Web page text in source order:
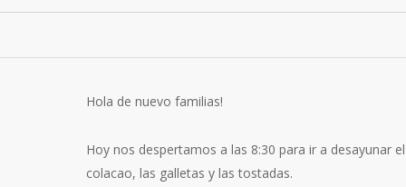
Hola de nuevo familias!
Hoy nos despertamos a las 8:30 para ir a desayunar el
colacao, las galletas y las tostadas.